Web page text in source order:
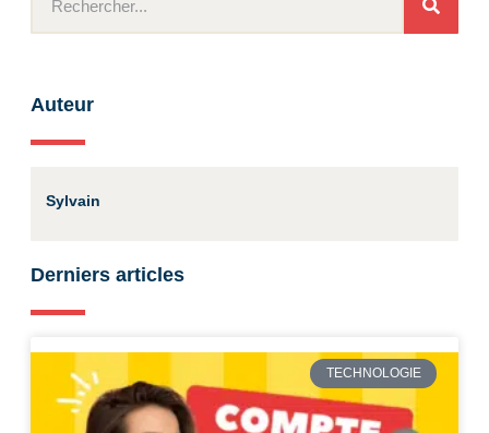
Auteur
Sylvain
Derniers articles
TECHNOLOGIE